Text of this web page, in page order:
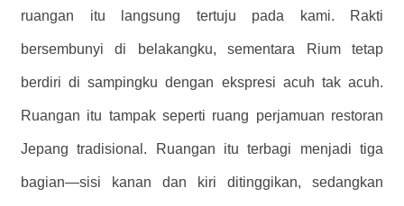
ruangan itu langsung tertuju pada kami. Rakti
bersembunyi di belakangku, sementara Rium tetap
berdiri di sampingku dengan ekspresi acuh tak acuh.
Ruangan itu tampak seperti ruang perjamuan restoran
Jepang tradisional. Ruangan itu terbagi menjadi tiga
bagian—sisi kanan dan kiri ditinggikan, sedangkan